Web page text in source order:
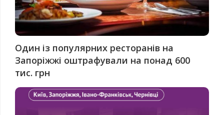
Один із популярних ресторанів на
Запоріжжі оштрафували на понад 600
тис. грн